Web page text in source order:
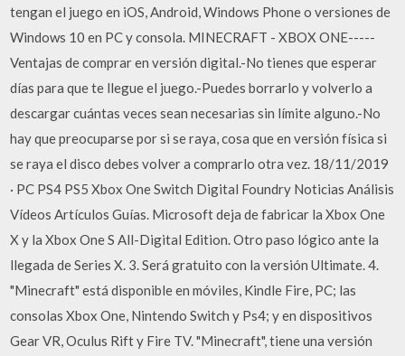
tengan el juego en iOS, Android, Windows Phone o versiones de
Windows 10 en PC y consola. MINECRAFT - XBOX ONE-----
Ventajas de comprar en versión digital.-No tienes que esperar
días para que te llegue el juego.-Puedes borrarlo y volverlo a
descargar cuántas veces sean necesarias sin límite alguno.-No
hay que preocuparse por si se raya, cosa que en versión física si
se raya el disco debes volver a comprarlo otra vez. 18/11/2019
· PC PS4 PS5 Xbox One Switch Digital Foundry Noticias Análisis
Vídeos Artículos Guías. Microsoft deja de fabricar la Xbox One
X y la Xbox One S All-Digital Edition. Otro paso lógico ante la
llegada de Series X. 3. Será gratuito con la versión Ultimate. 4.
"Minecraft" está disponible en móviles, Kindle Fire, PC; las
consolas Xbox One, Nintendo Switch y Ps4; y en dispositivos
Gear VR, Oculus Rift y Fire TV. "Minecraft", tiene una versión